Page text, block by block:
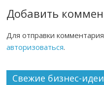
Добавить
Для отправки
авторизоваться.
Свежие бизнес-идеи